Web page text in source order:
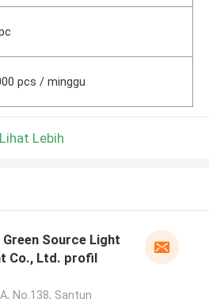
pcs / minggu
Lihat Lebih
Green Source Light
Co., Ltd. profil
No.138, Santun